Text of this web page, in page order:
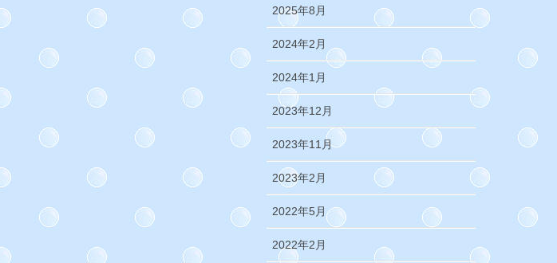
2025年8月
2024年2月
2024年1月
2023年12月
2023年11月
2023年2月
2022年5月
2022年2月